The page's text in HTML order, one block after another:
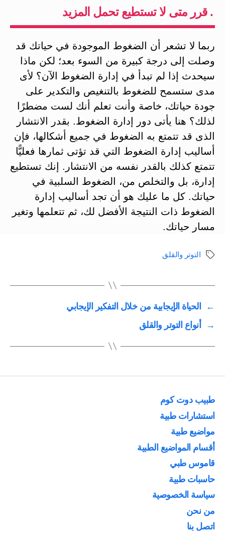
. قرر متى لا تستطيع تحمل المزيد
ربما لا تشعر أن الضغوط الموجودة في حياتك قد
وصلت إلى درجة كبيرة من السوء بعد؛ لكن ماذا
سيحدث إذا لم تبدأ في إدارة الضغوط الآن؟ لأى
مدى ستسمح للضغوط بالتنغيص والتكدير على
جودة حياتك، خاصة وأنت تعلم أنك لست مضطرًا
لذلك؟ هنا يأتى دور إدارة الضغوط. بقدر الانتشار
الذى قد تتمتع به الضغوط في جميع أشكالها، فإن
أساليب إدارة الضغوط التي قد تؤتى ثمارها فعليًّا
تتمتع كذلك بالقدر نفسه من الانتشار. إنك تستطيع
إدارة، بل والتخلص من، الضغوط السلبية في
حياتك. كل ما عليك هو أن تجد أساليب إدارة
الضغوط ذات النتيجة الأفضل لك، ثم تتعلمها وتغير
مسار حياتك.
الوسومالتوتر والقلق
←
الحياة الإيجابية من خلال التفكير الإيجابي
→
أنواع التوتر والقلق
طبيب دوت كوم
استشارات طبية
مواضيع طبية
أقسام المواضيع الطبية
قاموس طبي
حاسبات طبية
سياسة الخصوصية
من نحن
اتصل بنا